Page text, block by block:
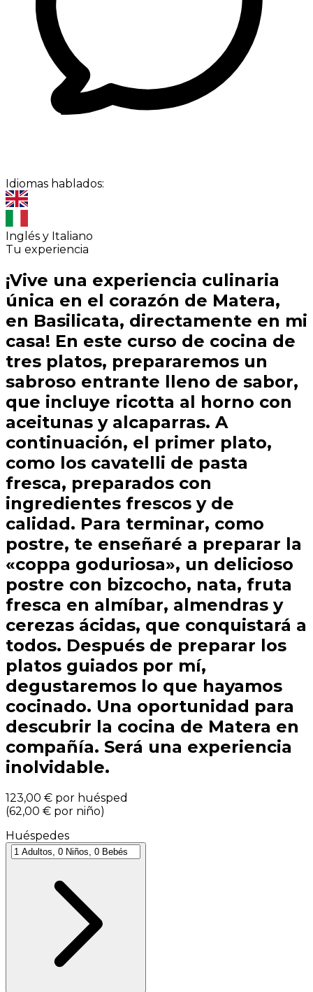
Idiomas hablados:
Inglés y Italiano
Tu experiencia
¡Vive una experiencia culinaria
única en el corazón de Matera,
en Basilicata, directamente en mi
casa! En este curso de cocina de
tres platos, prepararemos un
sabroso entrante lleno de sabor,
que incluye ricotta al horno con
aceitunas y alcaparras. A
continuación, el primer plato,
como los cavatelli de pasta
fresca, preparados con
ingredientes frescos y de
calidad. Para terminar, como
postre, te enseñaré a preparar la
«coppa goduriosa», un delicioso
postre con bizcocho, nata, fruta
fresca en almíbar, almendras y
cerezas ácidas, que conquistará a
todos. Después de preparar los
platos guiados por mí,
degustaremos lo que hayamos
cocinado. Una oportunidad para
descubrir la cocina de Matera en
compañía. Será una experiencia
inolvidable.
123,00 € por huésped
(62,00 € por niño)
Huéspedes